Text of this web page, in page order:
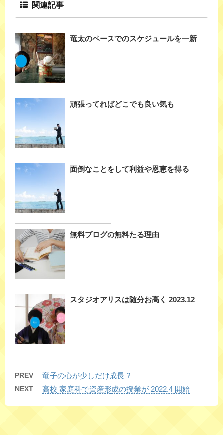
関連記事
竜太のペースでのスケジュールを一新
頑張ってればどこでも良い気も
面倒なことをして利益や恩恵を得る
無料ブログの無料たる理由
スタジオアリスは随分お高く 2023.12
PREV 竜子の心が少しだけ成長 ?
NEXT 高校 家庭科で資産形成の授業が 2022.4 開始